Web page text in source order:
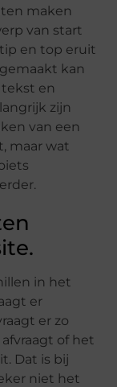
maken
van start
en top eruit
kan
en
zijn
van een
maar wat
in het
er
er zo
of het
Dat is bij
niet het